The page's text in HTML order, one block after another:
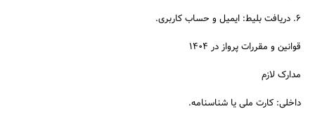
۶. دریافت بلیط: ایمیل و حساب کاربری.
قوانین و مقررات پرواز در ۱۴۰۴
مدارک لازم
داخلی: کارت ملی یا شناسنامه.